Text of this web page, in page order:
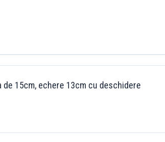
15cm, echere 13cm cu deschidere